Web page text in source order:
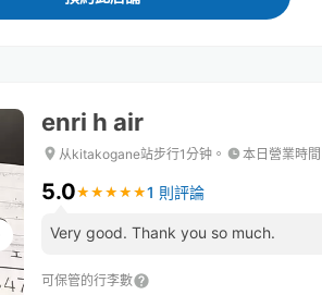
enri h air
从kitakogane站步行1分钟。 本日營業時間
5.0★ ★ ★ ★ ★
★ ★ ★ ★ ★1 則評論
Very good. Thank you so much.
可保管的行李數